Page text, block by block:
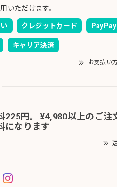
いただけます。
クレジットカード PayPay
キャリア決済
お支払い
225円。 ¥4,980以上のご注
になります